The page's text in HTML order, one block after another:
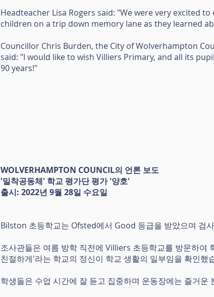
Headteacher Lisa Rogers said: "We were very excited
children on a trip down memory lane as they learned
Councillor Chris Burden, the City of Wolverhampton
said: "I would like to wish Villiers Primary, and all its
90 years!"
WOLVERHAMPTON COUNCIL의 언론 보도
'밀착공동체' 학교 평가단 평가 '양호'
출시: 2022년 9월 28일 수요일
Bilston 초등학교는 Ofsted에서 Good 등급을 받았으며 검
조사관들은 여름 방학 직전에 Villiers 초등학교를 방문하여
친절하게'라는 학교의 정신이 학교 생활의 일부임을 확인했
학생들은 수업 시간에 잘 듣고 집중하며 운동장에는 즐거운